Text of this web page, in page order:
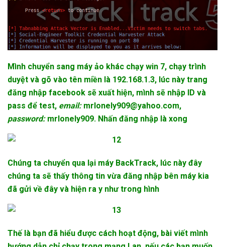
Mình chuyển sang máy ảo khác chạy win 7, chạy trình
duyệt và gõ vào tên miền là 192.168.1.3, lúc này trang
đăng nhập facebook sẽ xuất hiện, mình sẽ nhập ID và
pass để test, email:mrlonely909@yahoo.com,
password:mrlonely909. Nhấn đăng nhập là xong
Chúng ta chuyển qua lại máy BackTrack, lúc này đây
chúng ta sẽ thấy thông tin vừa đăng nhập bên máy kia
đã gửi về đây và hiện ra y như trong hình
Thế là bạn đã hiểu được cách hoạt động, bài viết mình